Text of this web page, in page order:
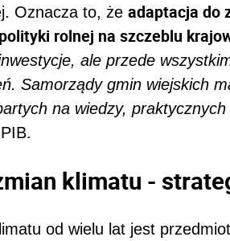
Oznacza to, że adaptacja do
rolnej na szczeblu
ale przede
Samorządy gmin wiejskich
na wiedzy,
klimatu -
od wielu lat jest